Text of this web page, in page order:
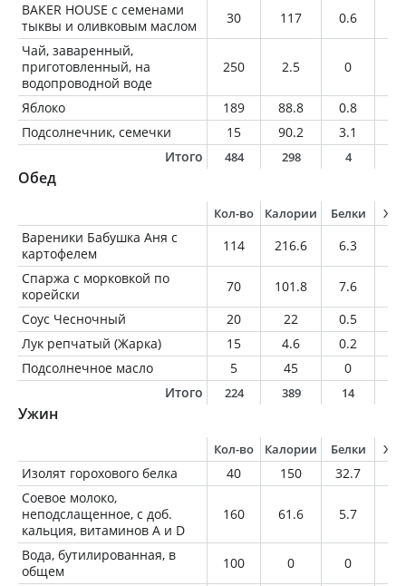
BAKER HOUSE с семенами
тыквы и оливковым маслом
30 117 0.6
Чай, заваренный,
приготовленный, на
водопроводной воде
250 2.5 0
Яблоко 189 88.8 0.8
Подсолнечник, семечки
15 90.2 3.1
Итого
484 298 4
Обед
Кол-во Калории Белки
Вареники Бабушка Аня с
картофелем
114 216.6 6.3
Спаржа с морковкой по
корейски
70 101.8 7.6
Соус Чесночный
20 22 0.5
Лук репчатый (Жарка)
15 4.6 0.2
Подсолнечное масло
5 45 0
Итого
224 389 14
Ужин
Кол-во Калории Белки
Изолят горохового белка 40 150 32.7
Соевое молоко,
неподслащенное, с доб.
кальция, витаминов A и D
160 61.6 5.7
Вода, бутилированная, в
общем
100 0 0